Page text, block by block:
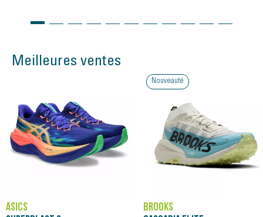
Meilleures ventes
ASICS
Nouveauté
BROOKS